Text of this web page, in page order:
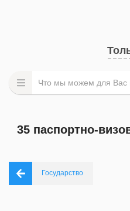
35 паспортно-
Государство